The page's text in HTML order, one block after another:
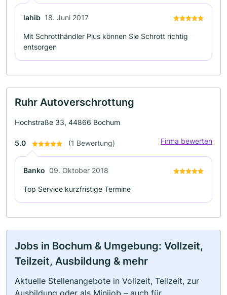
lahib 18. Juni 2017
Mit Schrotthändler Plus können Sie Schrott richtig
entsorgen
Ruhr Autoverschrottung
Hochstraße 33, 44866 Bochum
5.0 (1 Bewertung) Firma bewerten
Banko 09. Oktober 2018
Top Service kurzfristige Termine
Jobs in Bochum & Umgebung: Vollzeit,
Teilzeit, Ausbildung & mehr
Aktuelle Stellenangebote in Vollzeit, Teilzeit, zur
Ausbildung oder als Minijob – auch für